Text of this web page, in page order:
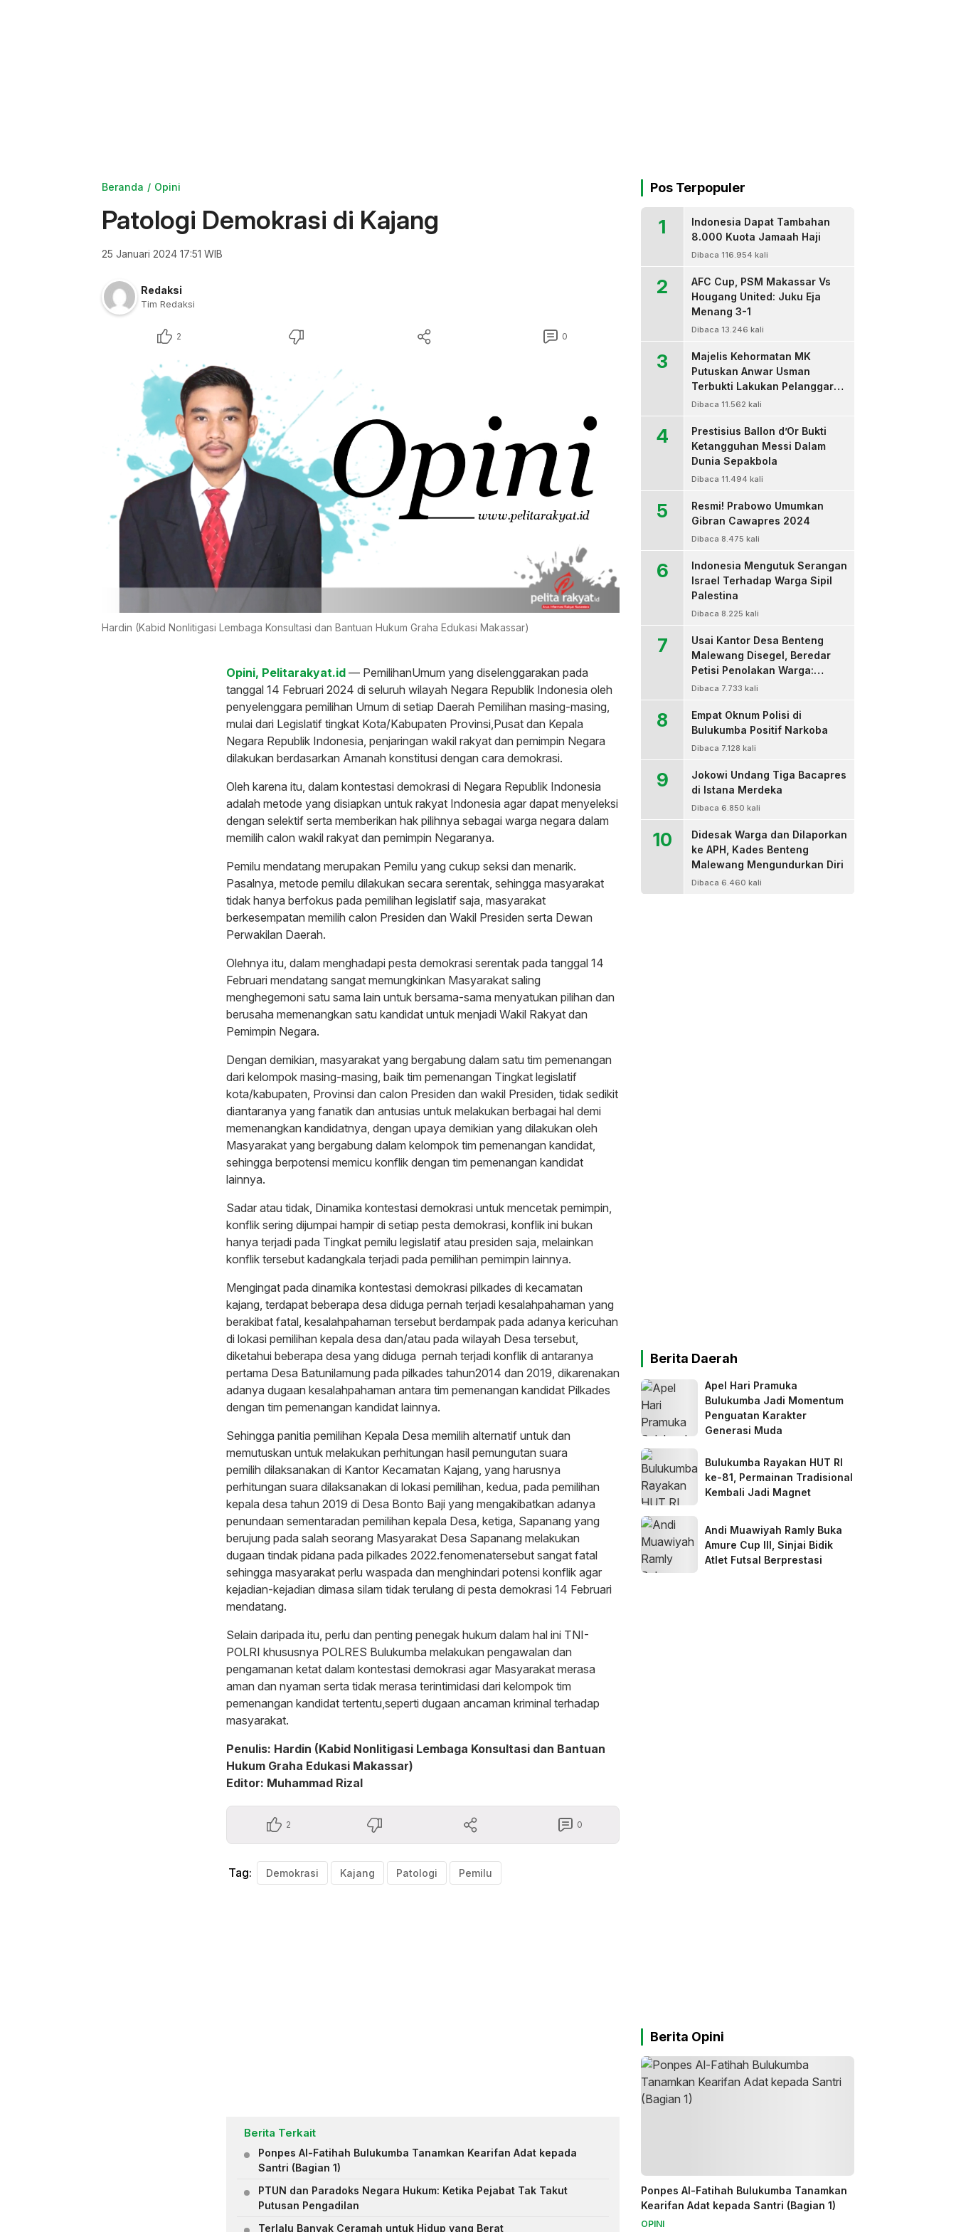
Beranda Opini
Patologi Demokrasi di Kajang
25 Januari 2024 17:51 WIB
Redaksi
Tim Redaksi
2 0
Hardin (Kabid Nonlitigasi Lembaga Konsultasi dan Bantuan Hukum Graha Edukasi Makassar)
Opini, Pelitarakyat.id — PemilihanUmum yang diselenggarakan pada
tanggal 14 Februari 2024 di seluruh wilayah Negara Republik Indonesia oleh
penyelenggara pemilihan Umum di setiap Daerah Pemilihan masing-masing,
mulai dari Legislatif tingkat Kota/Kabupaten Provinsi,Pusat dan Kepala
Negara Republik Indonesia, penjaringan wakil rakyat dan pemimpin Negara
dilakukan berdasarkan Amanah konstitusi dengan cara demokrasi.
Oleh karena itu, dalam kontestasi demokrasi di Negara Republik Indonesia
adalah metode yang disiapkan untuk rakyat Indonesia agar dapat menyeleksi
dengan selektif serta memberikan hak pilihnya sebagai warga negara dalam
memilih calon wakil rakyat dan pemimpin Negaranya.
Pemilu mendatang merupakan Pemilu yang cukup seksi dan menarik.
Pasalnya, metode pemilu dilakukan secara serentak, sehingga masyarakat
tidak hanya berfokus pada pemilihan legislatif saja, masyarakat
berkesempatan memilih calon Presiden dan Wakil Presiden serta Dewan
Perwakilan Daerah.
Olehnya itu, dalam menghadapi pesta demokrasi serentak pada tanggal 14
Februari mendatang sangat memungkinkan Masyarakat saling
menghegemoni satu sama lain untuk bersama-sama menyatukan pilihan dan
berusaha memenangkan satu kandidat untuk menjadi Wakil Rakyat dan
Pemimpin Negara.
Dengan demikian, masyarakat yang bergabung dalam satu tim pemenangan
dari kelompok masing-masing, baik tim pemenangan Tingkat legislatif
kota/kabupaten, Provinsi dan calon Presiden dan wakil Presiden, tidak sedikit
diantaranya yang fanatik dan antusias untuk melakukan berbagai hal demi
memenangkan kandidatnya, dengan upaya demikian yang dilakukan oleh
Masyarakat yang bergabung dalam kelompok tim pemenangan kandidat,
sehingga berpotensi memicu konflik dengan tim pemenangan kandidat
lainnya.
Sadar atau tidak, Dinamika kontestasi demokrasi untuk mencetak pemimpin,
konflik sering dijumpai hampir di setiap pesta demokrasi, konflik ini bukan
hanya terjadi pada Tingkat pemilu legislatif atau presiden saja, melainkan
konflik tersebut kadangkala terjadi pada pemilihan pemimpin lainnya.
Mengingat pada dinamika kontestasi demokrasi pilkades di kecamatan
kajang, terdapat beberapa desa diduga pernah terjadi kesalahpahaman yang
berakibat fatal, kesalahpahaman tersebut berdampak pada adanya kericuhan
di lokasi pemilihan kepala desa dan/atau pada wilayah Desa tersebut,
diketahui beberapa desa yang diduga pernah terjadi konflik di antaranya
pertama Desa Batunilamung pada pilkades tahun2014 dan 2019, dikarenakan
adanya dugaan kesalahpahaman antara tim pemenangan kandidat Pilkades
dengan tim pemenangan kandidat lainnya.
Sehingga panitia pemilihan Kepala Desa memilih alternatif untuk dan
memutuskan untuk melakukan perhitungan hasil pemungutan suara
pemilih dilaksanakan di Kantor Kecamatan Kajang, yang harusnya
perhitungan suara dilaksanakan di lokasi pemilihan, kedua, pada pemilihan
kepala desa tahun 2019 di Desa Bonto Baji yang mengakibatkan adanya
penundaan sementaradan pemilihan kepala Desa, ketiga, Sapanang yang
berujung pada salah seorang Masyarakat Desa Sapanang melakukan
dugaan tindak pidana pada pilkades 2022.fenomenatersebut sangat fatal
sehingga masyarakat perlu waspada dan menghindari potensi konflik agar
kejadian-kejadian dimasa silam tidak terulang di pesta demokrasi 14 Februari
mendatang.
Selain daripada itu, perlu dan penting penegak hukum dalam hal ini TNI-
POLRI khususnya POLRES Bulukumba melakukan pengawalan dan
pengamanan ketat dalam kontestasi demokrasi agar Masyarakat merasa
aman dan nyaman serta tidak merasa terintimidasi dari kelompok tim
pemenangan kandidat tertentu,seperti dugaan ancaman kriminal terhadap
masyarakat.
Penulis: Hardin (Kabid Nonlitigasi Lembaga Konsultasi dan Bantuan
Hukum Graha Edukasi Makassar)
Editor: Muhammad Rizal
2 0
Tag: Demokrasi Kajang Patologi Pemilu
Berita Terkait
Ponpes Al-Fatihah Bulukumba Tanamkan Kearifan Adat kepada
Santri (Bagian 1)
PTUN dan Paradoks Negara Hukum: Ketika Pejabat Tak Takut
Putusan Pengadilan
Terlalu Banyak Ceramah untuk Hidup yang Berat
Pos Terpopuler
1
Indonesia Dapat Tambahan
8.000 Kuota Jamaah Haji
Dibaca 116.954 kali
2
AFC Cup, PSM Makassar Vs
Hougang United: Juku Eja
Menang 3-1
Dibaca 13.246 kali
3
Majelis Kehormatan MK
Putuskan Anwar Usman
Terbukti Lakukan Pelanggaran
Berat Kode Etik dan
Dibaca 11.562 kali
4
Prestisius Ballon d’Or Bukti
Ketangguhan Messi Dalam
Dunia Sepakbola
Dibaca 11.494 kali
5
Resmi! Prabowo Umumkan
Gibran Cawapres 2024
Dibaca 8.475 kali
6
Indonesia Mengutuk Serangan
Israel Terhadap Warga Sipil
Palestina
Dibaca 8.225 kali
7
Usai Kantor Desa Benteng
Malewang Disegel, Beredar
Petisi Penolakan Warga:
Sekretaris Hingga BPD Turut
Dibaca 7.733 kali
8
Empat Oknum Polisi di
Bulukumba Positif Narkoba
Dibaca 7.128 kali
9
Jokowi Undang Tiga Bacapres
di Istana Merdeka
Dibaca 6.850 kali
10
Didesak Warga dan Dilaporkan
ke APH, Kades Benteng
Malewang Mengundurkan Diri
Dibaca 6.460 kali
Berita Daerah
Apel Hari Pramuka
Bulukumba Jadi Momentum
Penguatan Karakter
Generasi Muda
Bulukumba Rayakan HUT RI
ke-81, Permainan Tradisional
Kembali Jadi Magnet
Andi Muawiyah Ramly Buka
Amure Cup III, Sinjai Bidik
Atlet Futsal Berprestasi
Berita Opini
Ponpes Al-Fatihah Bulukumba Tanamkan
Kearifan Adat kepada Santri (Bagian 1)
OPINI